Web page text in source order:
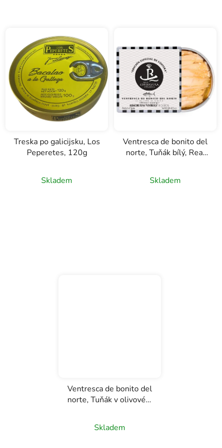
Treska po galicijsku, Los
Peperetes, 120g
Skladem
Ventresca de bonito del
norte, Tuňák bílý, Real
120g
Skladem
Ventresca de bonito del
norte, Tuňák v olivovém
120g
Skladem